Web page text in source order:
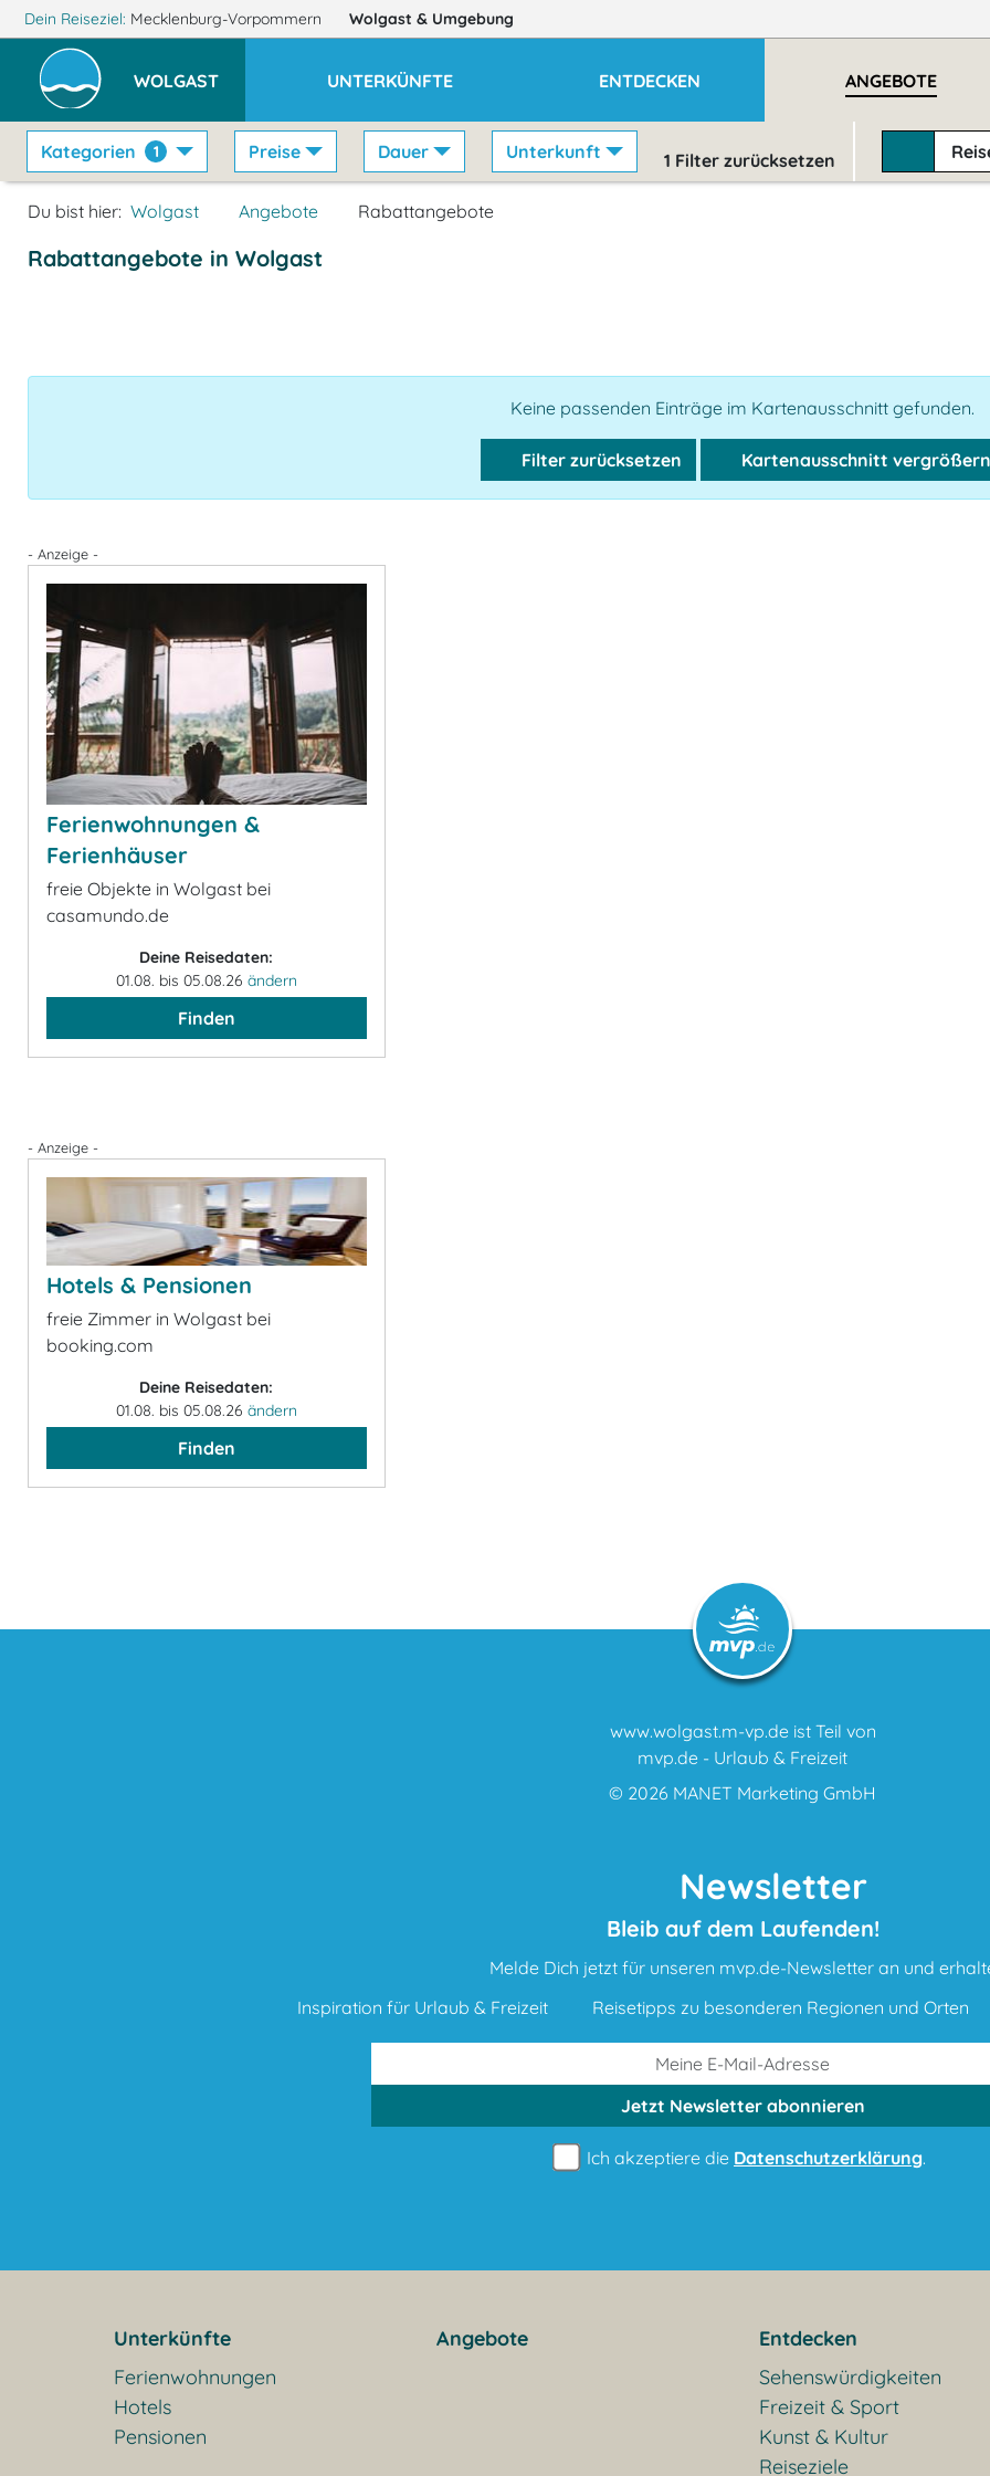
Dein Reiseziel: Mecklenburg-Vorpommern Wolgast & Umgebung
WOLGAST UNTERKÜNFTE ENTDECKEN ANGEBOTE
Kategorien 1 Preise Dauer Unterkunft 1 Filter zurücksetzen
Du bist hier: Wolgast Angebote Rabattangebote
Rabattangebote in Wolgast
Keine passenden Einträge im Kartenausschnitt gefunden.
Filter zurücksetzen Kartenausschnitt vergrößern
- Anzeige -
Ferienwohnungen &
Ferienhäuser
freie Objekte in Wolgast bei
casamundo.de
Deine Reisedaten:
01.08. bis 05.08.26 ändern
Finden
- Anzeige -
Hotels & Pensionen
freie Zimmer in Wolgast bei
booking.com
Deine Reisedaten:
01.08. bis 05.08.26 ändern
Finden
www.wolgast.m-vp.de ist Teil von
mvp.de - Urlaub & Freizeit
© 2026 MANET Marketing GmbH
Newsletter
Bleib auf dem Laufenden!
Melde Dich jetzt für unseren mvp.de-Newsletter an und
Inspiration für Urlaub & Freizeit
Reisetipps zu besonderen Regionen und Orten
Jetzt Newsletterabonnieren
Ich akzeptiere die Datenschutzerklärung.
Unterkünfte
Ferienwohnungen
Hotels
Pensionen
Angebote
Entdecken
Sehenswürdigkeiten
Freizeit & Sport
Kunst & Kultur
Reiseziele